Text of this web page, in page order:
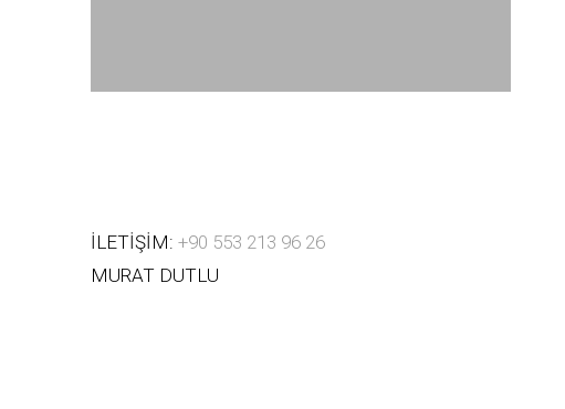
İLETİŞİM: +90 553 213 96 26
MURAT DUTLU